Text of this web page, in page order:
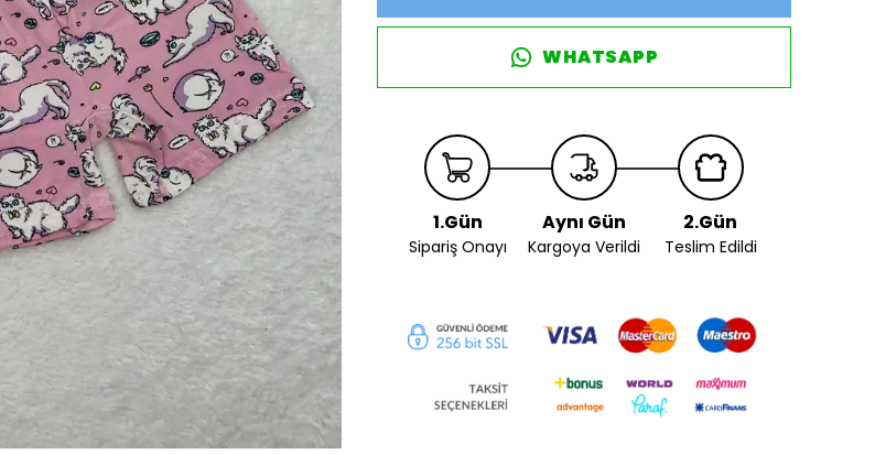
WHATSAPP
1.Gün
Sipariş Onayı
Aynı Gün
Kargoya Verildi
2.Gün
Teslim Edildi